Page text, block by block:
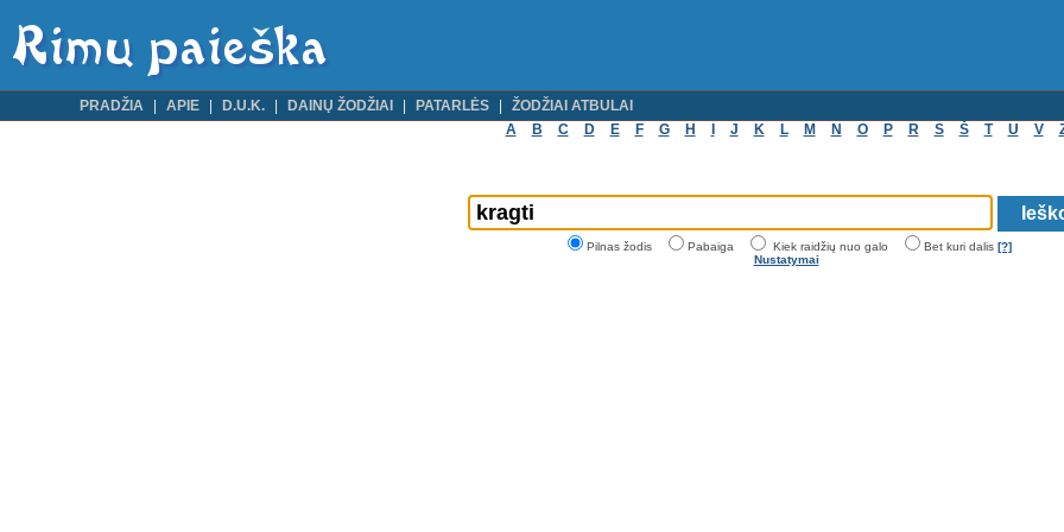
PRADŽIA APIE D.U.K. DAINŲ ŽODŽIAI PATARLĖS
ŽODŽIAI ATBULAI
A
B C D E F G H J K L M N O P R S Š T U V
Pilnas žodis Pabaiga Kiek raidžių nuo galo Bet kuri dalis [?]
Nustatymai